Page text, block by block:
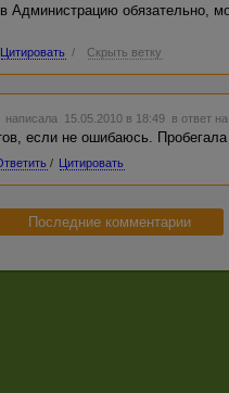
Администрацию обязательно,
Цитировать / Скрыть ветку
написала 15.05.2010 в 18:49 в ответ
если не ошибаюсь. Пробегала
/ Цитировать
Последние комментарии